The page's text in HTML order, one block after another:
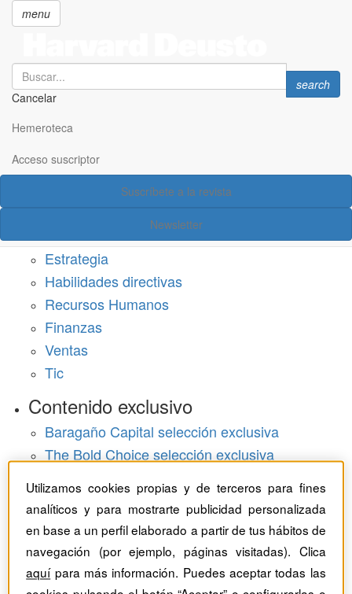
principal
menu
Search
Cancelar
Search
search
Hemeroteca
Acceso suscriptor
Suscríbete a la revista
Newsletter
Acceso suscriptor
Estrategia
Habilidades directivas
Recursos Humanos
Finanzas
Ventas
Tic
Contenido exclusivo
Baragaño Capital selección exclusiva
The Bold Choice selección exclusiva
Hemeroteca
Monográficos
Dossieres
Utilizamos cookies propias y de terceros para fines
analíticos y para mostrarte publicidad personalizada
en base a un perfil elaborado a partir de tus hábitos de
navegación (por ejemplo, páginas visitadas). Clica
aquípara más información. Puedes aceptar todas las